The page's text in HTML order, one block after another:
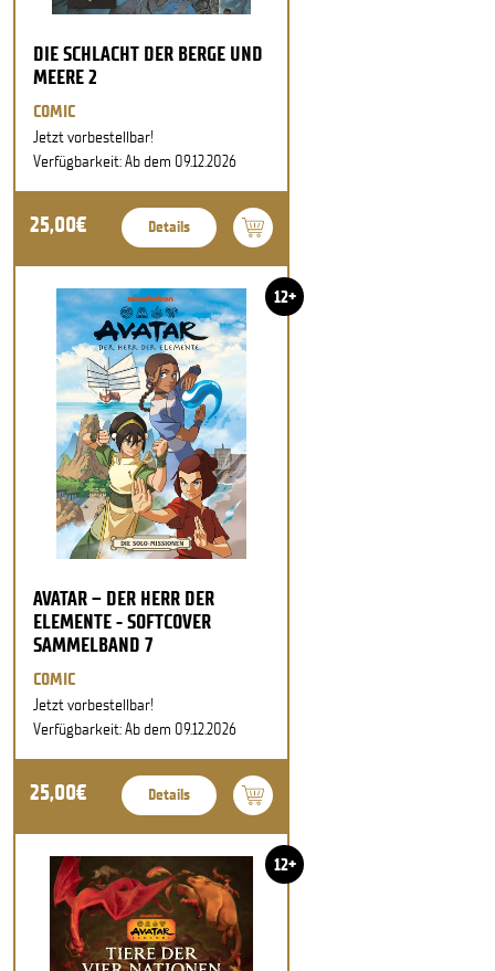
DIE SCHLACHT DER BERGE UND
MEERE 2
COMIC
Jetzt vorbestellbar!
Verfügbarkeit: Ab dem 09.12.2026
25,00€ Details
12+
AVATAR – DER HERR DER
ELEMENTE - SOFTCOVER
SAMMELBAND 7
COMIC
Jetzt vorbestellbar!
Verfügbarkeit: Ab dem 09.12.2026
25,00€ Details
12+